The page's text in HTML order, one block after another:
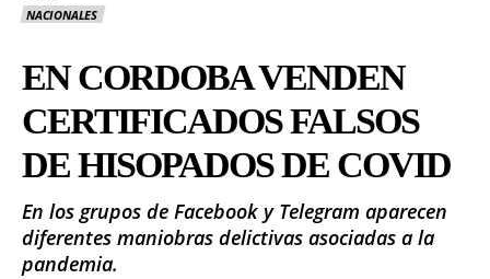
NACIONALES
EN CORDOBA VENDEN
CERTIFICADOS FALSOS
DE HISOPADOS DE COVID
En los grupos de Facebook y Telegram aparecen
diferentes maniobras delictivas asociadas a la
pandemia.